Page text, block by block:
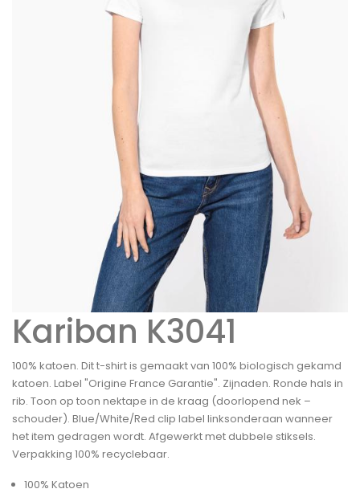
Kariban K3041
100% katoen. Dit t-shirt is gemaakt van 100% biologisch gekamd
katoen. Label "Origine France Garantie". Zijnaden. Ronde hals in
rib. Toon op toon nektape in de kraag (doorlopend nek –
schouder). Blue/White/Red clip label linksonderaan wanneer
het item gedragen wordt. Afgewerkt met dubbele stiksels.
Verpakking 100% recyclebaar.
100% Katoen